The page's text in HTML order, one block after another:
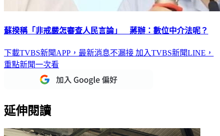
蘇揆稱「非戒嚴怎審查人民言論」 蔣辦：數位中介法呢？
下載TVBS新聞APP，最新消息不漏接 加入TVBS新聞LINE，
重點新聞一次看
延伸閱讀